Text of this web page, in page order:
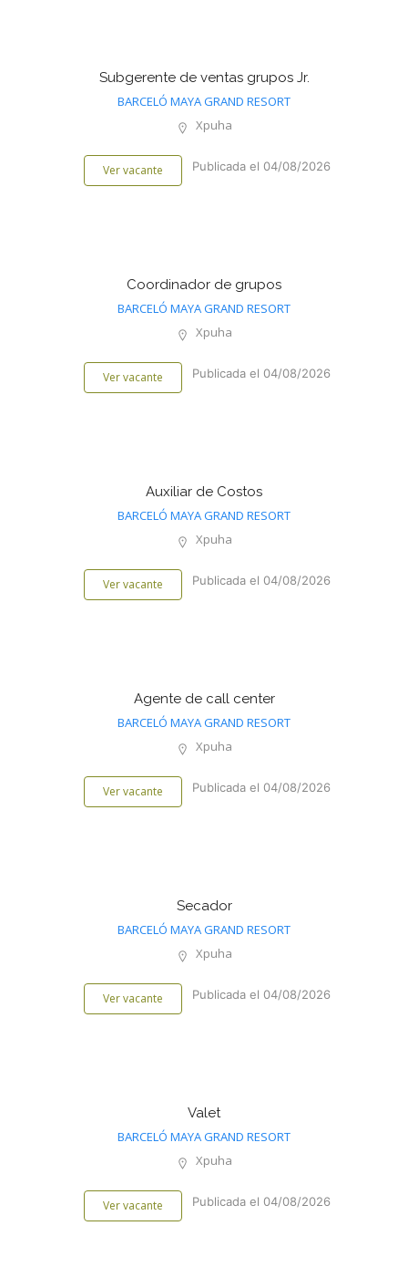
Subgerente de ventas grupos Jr.
BARCELÓ MAYA GRAND RESORT
Xpuha
Ver vacante Publicada el 04/08/2026
Coordinador de grupos
BARCELÓ MAYA GRAND RESORT
Xpuha
Ver vacante Publicada el 04/08/2026
Auxiliar de Costos
BARCELÓ MAYA GRAND RESORT
Xpuha
Ver vacante Publicada el 04/08/2026
Agente de call center
BARCELÓ MAYA GRAND RESORT
Xpuha
Ver vacante Publicada el 04/08/2026
Secador
BARCELÓ MAYA GRAND RESORT
Xpuha
Ver vacante Publicada el 04/08/2026
Valet
BARCELÓ MAYA GRAND RESORT
Xpuha
Ver vacante Publicada el 04/08/2026